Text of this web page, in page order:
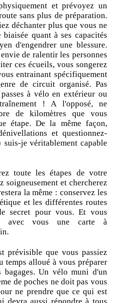
et prévoyez un
sans plus de préparation.
déchanter plus que vous ne
quant à ses capacités
d'engendrer une blessure.
de ralentir les personnes
ces écueils, vous songerez
entrainant spécifiquement
de circuit organisé. Pas
à vélo en extérieur ou
! A l'opposé, ne
de kilomètres que vous
étape. De la même façon,
et questionnez-
je véritablement capable
toute les étapes de votre
soigneusement et chercherez
la même : conservez les
et les différentes routes
secret pour vous. Et vous
avec vous une carte à
prévisible que vous passiez
temps alloué à vous préparer
bagages. Un vélo muni d'un
de poches ne doit pas vous
ne prendre que ce qui est